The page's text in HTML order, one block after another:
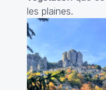
les plaines.